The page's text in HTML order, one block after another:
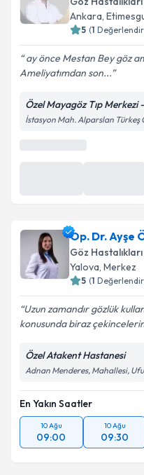
Ankara,
5 (1
ay önce Mestan Bey göz
Ameliyatımdan son...
Özel Mayagöz Tıp Merkezi
İstasyon Mah. Alparslan Türkeş
Op. Dr. Ayşe
Göz Hastalıkları
Yalova, Merkez
5 (1
Uzun zamandır gözlük
konusunda biraz
Özel Atakent Hastanesi
Adnan Menderes, Mahallesi,
En Yakın Saatler
10 Ağu
09:00
10 Ağu
09:30